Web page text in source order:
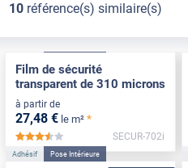
10référence(s) similaire(s)
Film de sécurité
transparent de 310 microns
à partir de
27,48 € le m² *
*****
SECUR-702i
Adhésif Pose Intérieure